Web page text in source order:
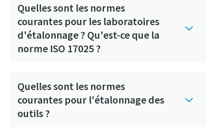
Quelles sont les normes
courantes pour les laboratoires
d'étalonnage ? Qu'est-ce que la
norme ISO 17025 ?
Quelles sont les normes
courantes pour l'étalonnage des
outils ?